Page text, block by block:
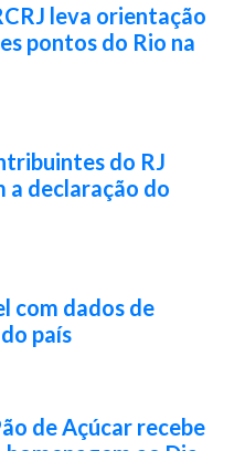
leva orientação
pontos do Rio na
do RJ
a declaração do
com dados de
país
de Açúcar recebe